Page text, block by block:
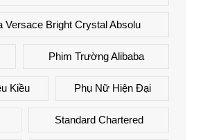
Versace Bright Crystal Absolu
Phim Trường Alibaba
Kiều Phụ Nữ Hiện Đại
Standard Chartered